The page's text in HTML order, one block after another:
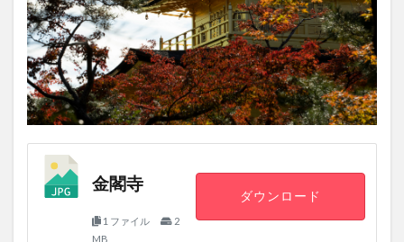
金閣寺
1 ファイル
2
MB
ダウンロード